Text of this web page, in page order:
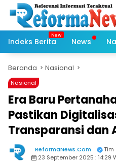
Langsung
konten
Indeks Berita
News
Beranda Nasional
Nasional
Era Baru
Pastikan
Transparansi dan
ReformaNews.Com
Tim
23 September 2025 : 14:29